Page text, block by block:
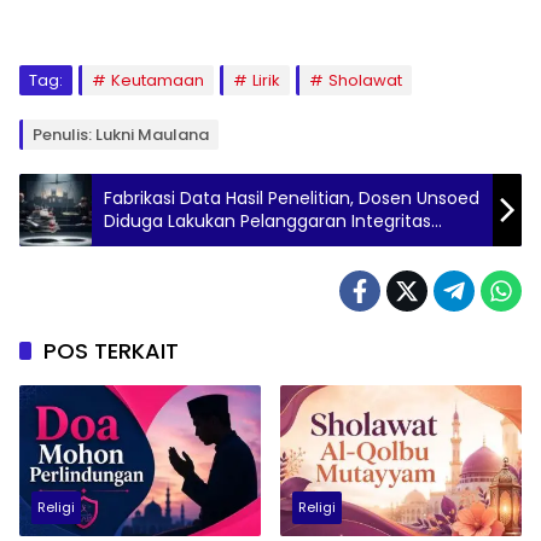
Tag: Keutamaan Lirik Sholawat
Penulis: Lukni Maulana
Fabrikasi Data Hasil Penelitian, Dosen Unsoed
Diduga Lakukan Pelanggaran Integritas
Akademik
POS TERKAIT
Religi Religi